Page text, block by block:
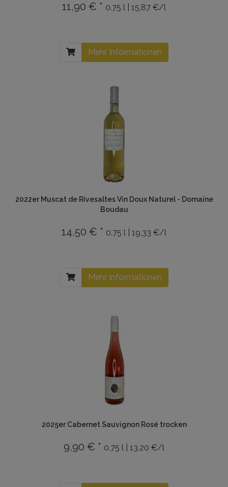
11,90 € * 0.75 l | 15,87 €/l
Mehr Informationen
2022er Muscat de Rivesaltes Vin Doux Naturel - Domaine
Boudau
14,50 € * 0.75 l | 19,33 €/l
Mehr Informationen
2025er Cabernet Sauvignon Rosé trocken
9,90 € * 0.75 l | 13,20 €/l